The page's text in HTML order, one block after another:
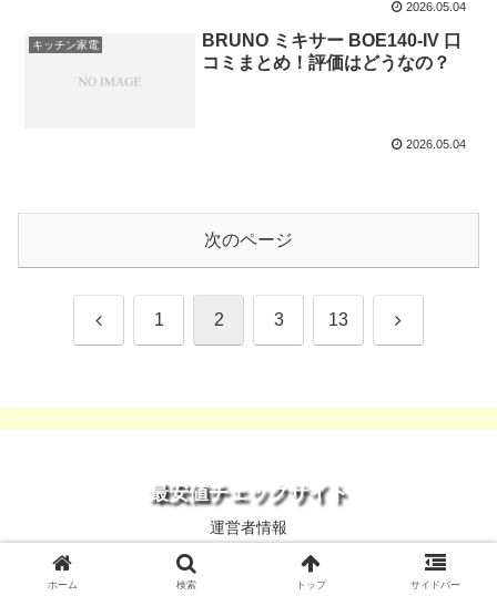
2026.05.04
キッチン家電
BRUNO ミキサー BOE140-IV 口
コミまとめ！評価はどうなの？
2026.05.04
次のページ
前 1 2 3 13 次
最安値チェックサイト
運営者情報
© 2013 最安値チェックサイト.
ホーム 検索 トップ サイドバー